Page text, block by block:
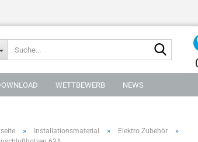
Suche...
WETTBEWERB NEWS
» Installationsmaterial » Elektro Zubehör »